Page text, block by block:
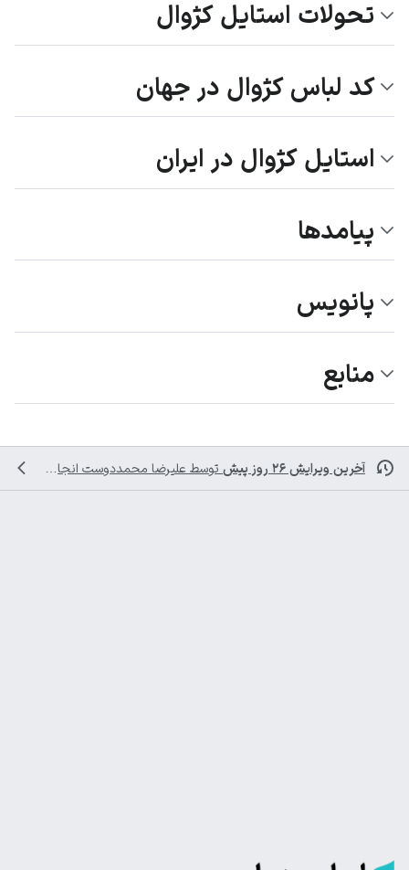
تحولات استایل کژوال
کد لباس کژوال در جهان
استایل کژوال در ایران
پیامدها
پانویس
منابع
آخرین ویرایش ۲۶ روز پیش توسط علیرضا محمددوست انجام شده است